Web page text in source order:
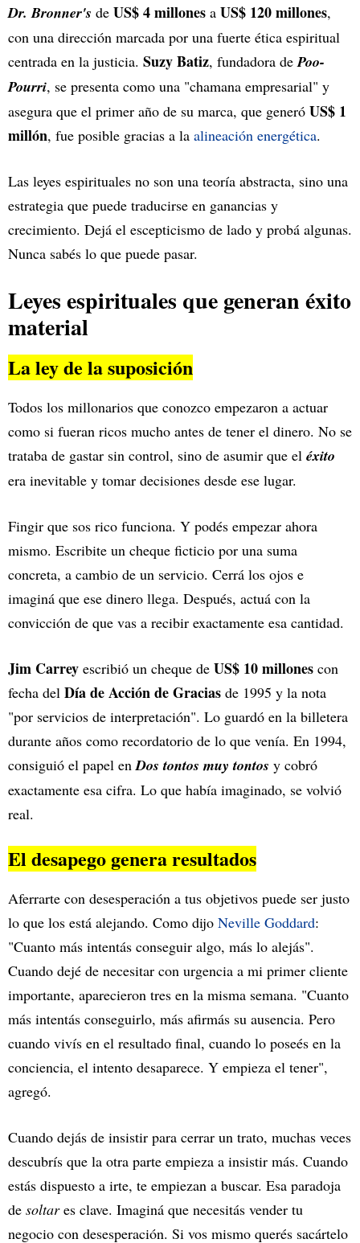
Dr. Bronner's de US$ 4 millones a US$ 120 millones,
con una dirección marcada por una fuerte ética espiritual
centrada en la justicia. Suzy Batiz, fundadora dePoo-
Pourri, se presenta como una "chamana empresarial" y
asegura que el primer año de su marca, que generó US$ 1
millón, fue posible gracias a la alineación energética.
Las leyes espirituales no son una teoría abstracta, sino una
estrategia que puede traducirse en ganancias y
crecimiento. Dejá el escepticismo de lado y probá algunas.
Nunca sabés lo que puede pasar.
Leyes espirituales que generan éxito
material
La ley de la suposición
Todos los millonarios que conozco empezaron a actuar
como si fueran ricos mucho antes de tener el dinero. No se
trataba de gastar sin control, sino de asumir que el éxito
era inevitable y tomar decisiones desde ese lugar.
Fingir que sos rico funciona. Y podés empezar ahora
mismo. Escribite un cheque ficticio por una suma
concreta, a cambio de un servicio. Cerrá los ojos e
imaginá que ese dinero llega. Después, actuá con la
convicción de que vas a recibir exactamente esa cantidad.
Jim Carrey escribió un cheque de US$ 10 millones con
fecha del Día de Acción de Gracias de 1995 y la nota
"por servicios de interpretación". Lo guardó en la billetera
durante años como recordatorio de lo que venía. En 1994,
consiguió el papel enDos tontos muy tontos y cobró
exactamente esa cifra. Lo que había imaginado, se volvió
real.
El desapego genera resultados
Aferrarte con desesperación a tus objetivos puede ser justo
lo que los está alejando. Como dijo Neville Goddard:
"Cuanto más intentás conseguir algo, más lo alejás".
Cuando dejé de necesitar con urgencia a mi primer cliente
importante, aparecieron tres en la misma semana. "Cuanto
más intentás conseguirlo, más afirmás su ausencia. Pero
cuando vivís en el resultado final, cuando lo poseés en la
conciencia, el intento desaparece. Y empieza el tener",
agregó.
Cuando dejás de insistir para cerrar un trato, muchas veces
descubrís que la otra parte empieza a insistir más. Cuando
estás dispuesto a irte, te empiezan a buscar. Esa paradoja
de soltares clave. Imaginá que necesitás vender tu
negocio con desesperación. Si vos mismo querés sacártelo